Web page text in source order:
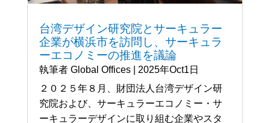
台湾デザイン研究院とサーキュラー
企業が横浜市を訪問し、サーキュラ
ーエコノミーの推進を議論
執筆者 Global Offices| 2025年Oct1日
２０２５年８月、財団法人台湾デザイン研
究院および、サーキュラーエコノミー・サ
ーキュラーデザインに取り組む企業やスタ